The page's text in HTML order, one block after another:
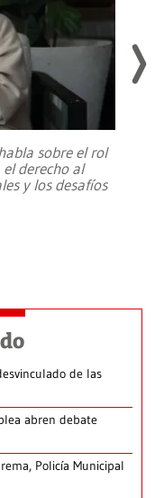
sobre el rol
derecho al
y los desafíos
de las
abren debate
Policía Municipal